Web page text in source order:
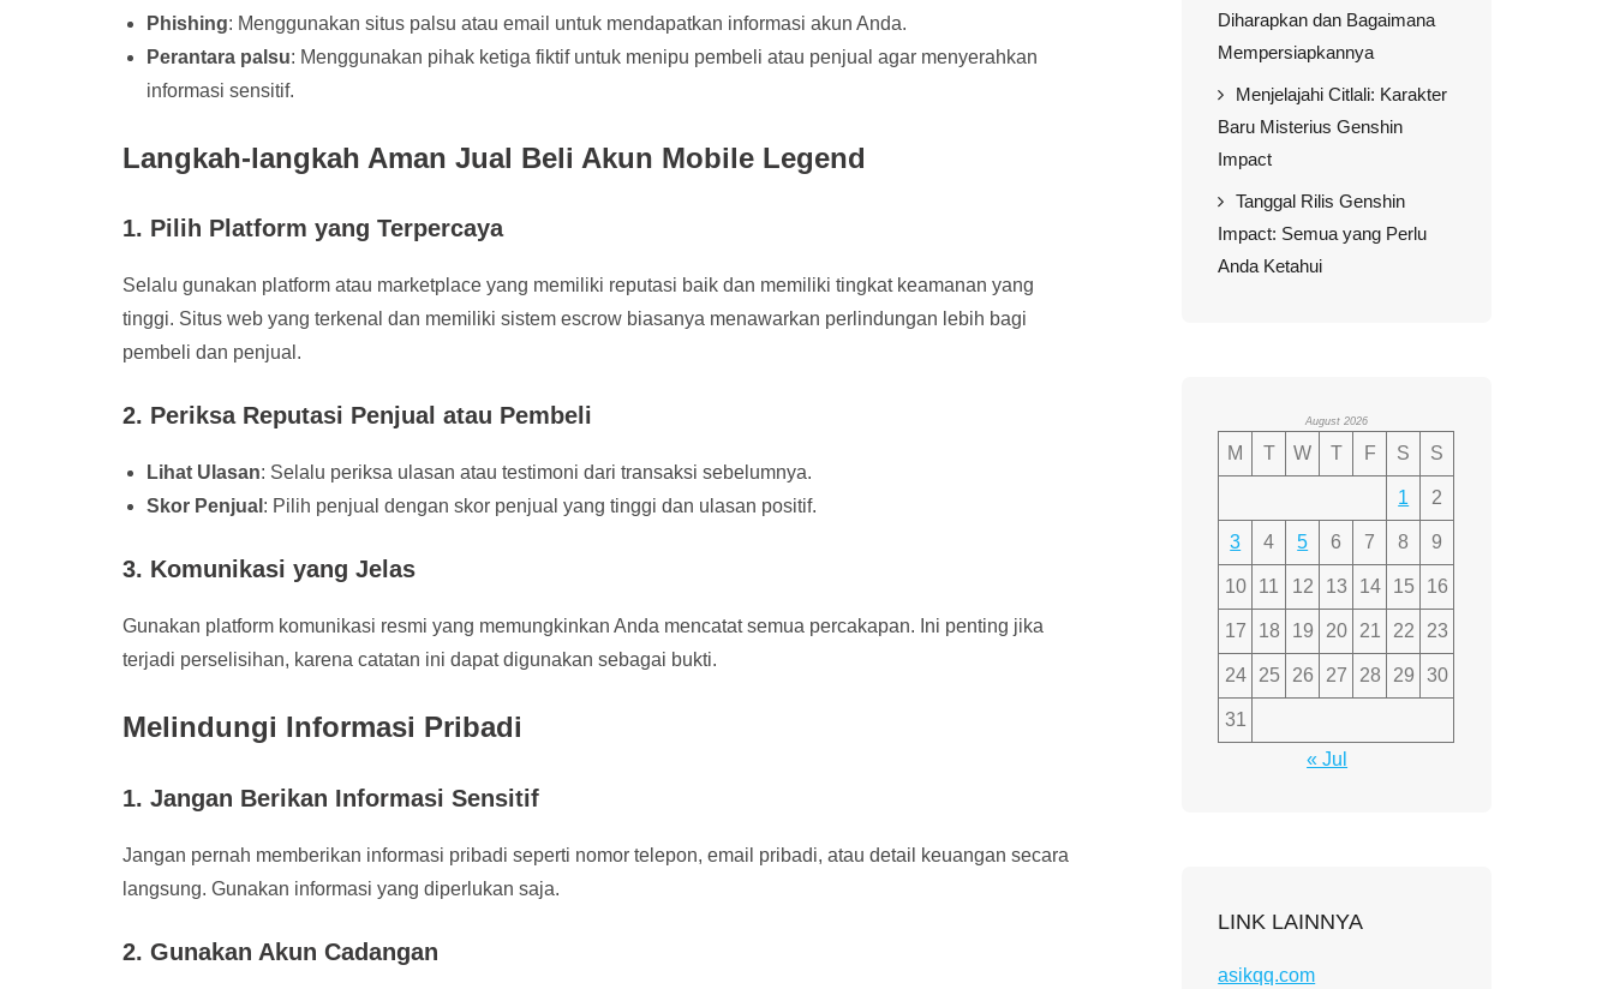
Phishing: Menggunakan situs palsu atau email untuk mendapatkan informasi akun Anda.
Perantara palsu: Menggunakan pihak ketiga fiktif untuk menipu pembeli atau penjual agar menyerahkan
informasi sensitif.
Langkah-langkah Aman Jual Beli Akun Mobile Legend
1. Pilih Platform yang Terpercaya
Selalu gunakan platform atau marketplace yang memiliki reputasi baik dan memiliki tingkat keamanan yang
tinggi. Situs web yang terkenal dan memiliki sistem escrow biasanya menawarkan perlindungan lebih bagi
pembeli dan penjual.
2. Periksa Reputasi Penjual atau Pembeli
Lihat Ulasan: Selalu periksa ulasan atau testimoni dari transaksi sebelumnya.
Skor Penjual : Pilih penjual dengan skor penjual yang tinggi dan ulasan positif.
3. Komunikasi yang Jelas
Gunakan platform komunikasi resmi yang memungkinkan Anda mencatat semua percakapan. Ini penting jika
terjadi perselisihan, karena catatan ini dapat digunakan sebagai bukti.
Melindungi Informasi Pribadi
1. Jangan Berikan Informasi Sensitif
Jangan pernah memberikan informasi pribadi seperti nomor telepon, email pribadi, atau detail keuangan secara
langsung. Gunakan informasi yang diperlukan saja.
2. Gunakan Akun Cadangan
Diharapkan dan Bagaimana
Mempersiapkannya
Menjelajahi Citlali: Karakter
Baru Misterius Genshin
Impact
Tanggal Rilis Genshin
Impact: Semua yang Perlu
Anda Ketahui
August 2026
M T W T F S S
1 2
3 4 5 6 7 8 9
10 11 12 13 14 15 16
17 18 19 20 21 22 23
24 25 26 27 28 29 30
31
« Jul
LINK LAINNYA
asikqq.com